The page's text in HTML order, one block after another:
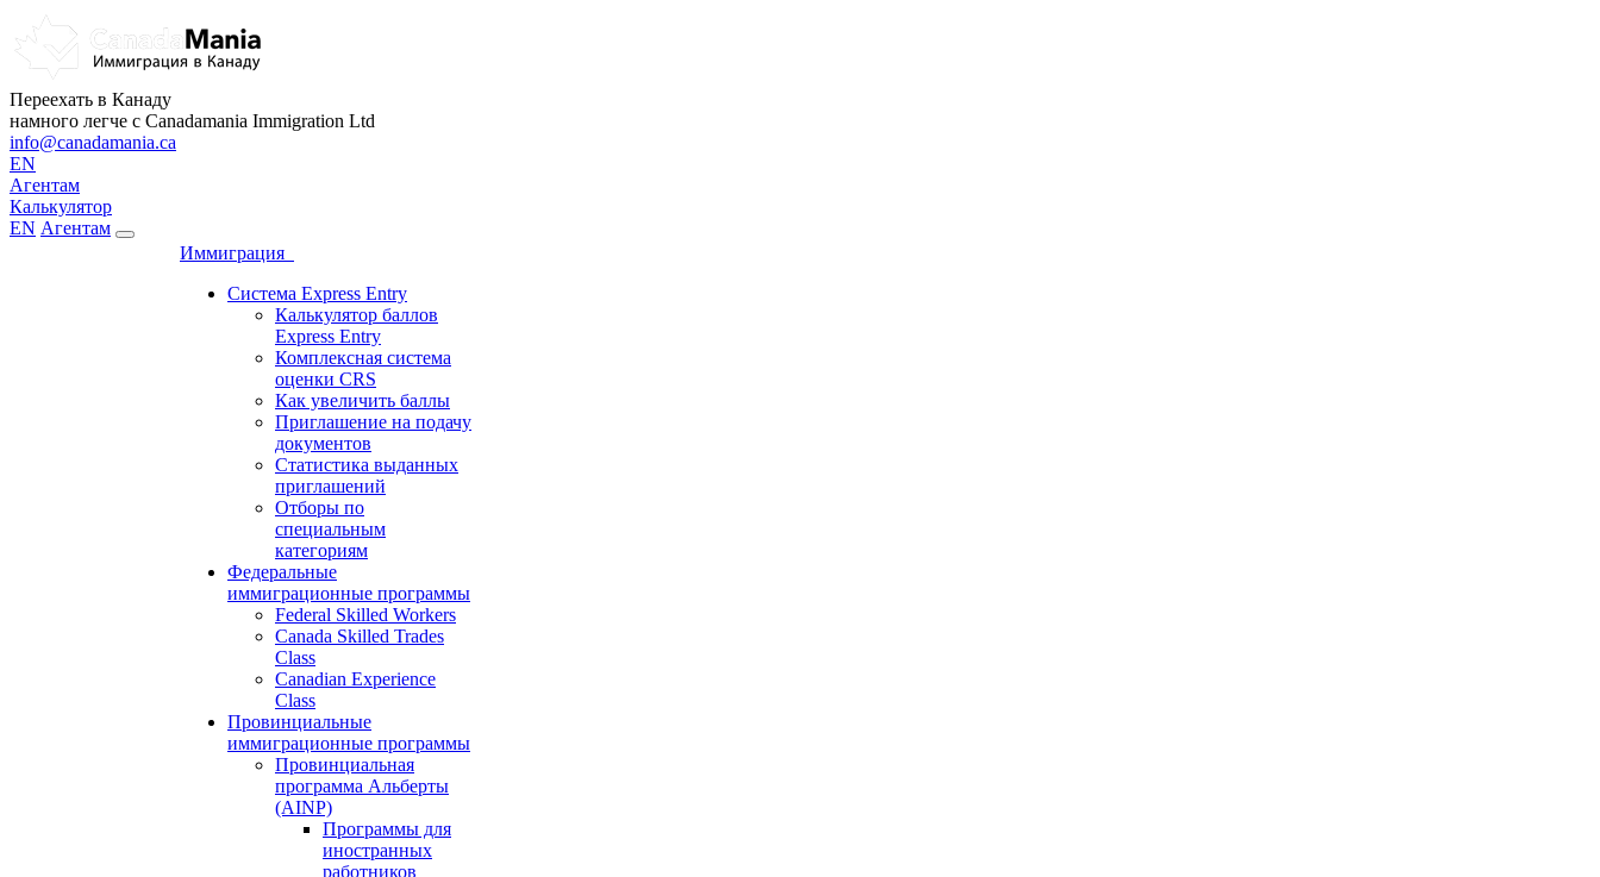
Переехать в Канаду
намного легче с Canadamania Immigration Ltd
info@canadamania.ca
EN
Агентам
Калькулятор
EN Агентам
Иммиграция
Система Express Entry
Калькулятор баллов
Express Entry
Комплексная система
оценки CRS
Как увеличить баллы
Приглашение на подачу
документов
Статистика выданных
приглашений
Отборы по
специальным
категориям
Федеральные
иммиграционные программы
Federal Skilled Workers
Canada Skilled Trades
Class
Canadian Experience
Class
Провинциальные
иммиграционные программы
Провинциальная
программа Альберты
(AINP)
Программы для
иностранных
работников